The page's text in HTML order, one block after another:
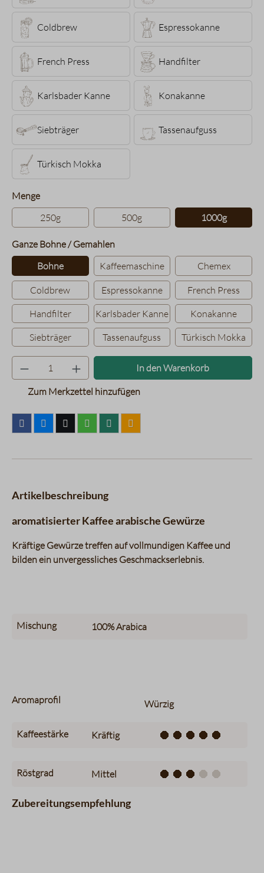
Coldbrew Espressokanne
French Press Handfilter
Karlsbader Kanne Konakanne
Siebträger Tassenaufguss
Türkisch Mokka
Mengeauswählen
250g
500g 1000g
Ganze Bohne / Gemahlenauswählen
Bohne
Kaffeemaschine Chemex
Coldbrew Espressokanne
French Press
Handfilter
Karlsbader Kanne
Konakanne
Siebträger
Tassenaufguss Türkisch Mokka
Produkt Anzahl: Gib den
In den Warenkorb
Zum Merkzettel hinzufügen
Artikelbeschreibung
aromatisierter Kaffee arabische Gewürze
Kräftige Gewürze treffen auf vollmundigen Kaffee und
bilden ein unvergessliches Geschmackserlebnis.
Mischung 100%Arabica
Aromaprofil Würzig
Kaffeestärke Kräftig
Röstgrad Mittel
Zubereitungsempfehlung